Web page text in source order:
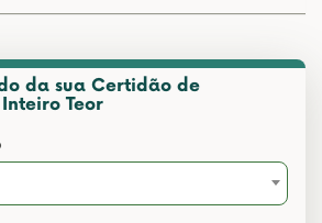
da sua Certidão de
Teor